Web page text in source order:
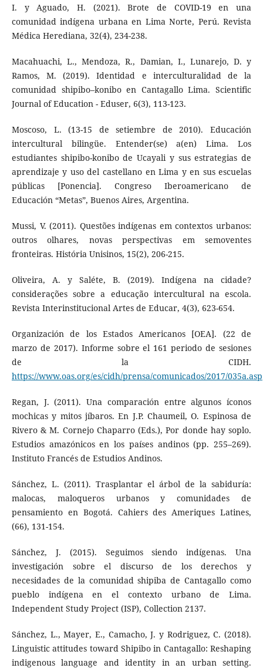
I. y Aguado, H. (2021). Brote de COVID-19 en una
comunidad indígena urbana en Lima Norte, Perú. Revista
Médica Herediana, 32(4), 234-238.
Macahuachi, L., Mendoza, R., Damian, I., Lunarejo, D. y
Ramos, M. (2019). Identidad e interculturalidad de la
comunidad shipibo–konibo en Cantagallo Lima. Scientific
Journal of Education - Eduser, 6(3), 113-123.
Moscoso, L. (13-15 de setiembre de 2010). Educación
intercultural bilingüe. Entender(se) a(en) Lima. Los
estudiantes shipibo-konibo de Ucayali y sus estrategias de
aprendizaje y uso del castellano en Lima y en sus escuelas
públicas [Ponencia]. Congreso Iberoamericano de
Educación “Metas”, Buenos Aires, Argentina.
Mussi, V. (2011). Questões indígenas em contextos urbanos:
outros olhares, novas perspectivas em semoventes
fronteiras. História Unisinos, 15(2), 206-215.
Oliveira, A. y Saléte, B. (2019). Indígena na cidade?
considerações sobre a educação intercultural na escola.
Revista Interinstitucional Artes de Educar, 4(3), 623-654.
Organización de los Estados Americanos [OEA]. (22 de
marzo de 2017). Informe sobre el 161 periodo de sesiones
de la CIDH.
https://www.oas.org/es/cidh/prensa/comunicados/2017/035a.asp
Regan, J. (2011). Una comparación entre algunos íconos
mochicas y mitos jíbaros. En J.P. Chaumeil, O. Espinosa de
Rivero & M. Cornejo Chaparro (Eds.), Por donde hay soplo.
Estudios amazónicos en los países andinos (pp. 255–269).
Instituto Francés de Estudios Andinos.
Sánchez, L. (2011). Trasplantar el árbol de la sabiduría:
malocas, maloqueros urbanos y comunidades de
pensamiento en Bogotá. Cahiers des Ameriques Latines,
(66), 131-154.
Sánchez, J. (2015). Seguimos siendo indígenas. Una
investigación sobre el discurso de los derechos y
necesidades de la comunidad shipiba de Cantagallo como
pueblo indígena en el contexto urbano de Lima.
Independent Study Project (ISP), Collection 2137.
Sánchez, L., Mayer, E., Camacho, J. y Rodriguez, C. (2018).
Linguistic attitudes toward Shipibo in Cantagallo: Reshaping
indigenous language and identity in an urban setting.